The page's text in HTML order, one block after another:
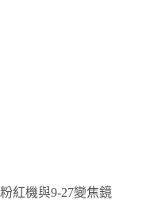
粉紅機與9-27變焦鏡